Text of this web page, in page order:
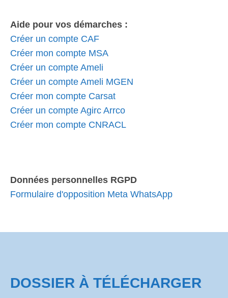
Aide pour vos démarches :
Créer un compte CAF
Créer mon compte MSA
Créer un compte Ameli
Créer un compte Ameli MGEN
Créer mon compte Carsat
Créer un compte Agirc Arrco
Créer mon compte CNRACL
Données personnelles RGPD
Formulaire d'opposition Meta WhatsApp
DOSSIER À TÉLÉCHARGER